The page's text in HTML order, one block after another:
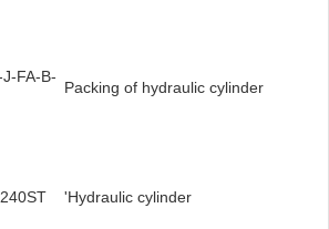
FA-B-
Packing of hydraulic cylinder
'Hydraulic cylinder